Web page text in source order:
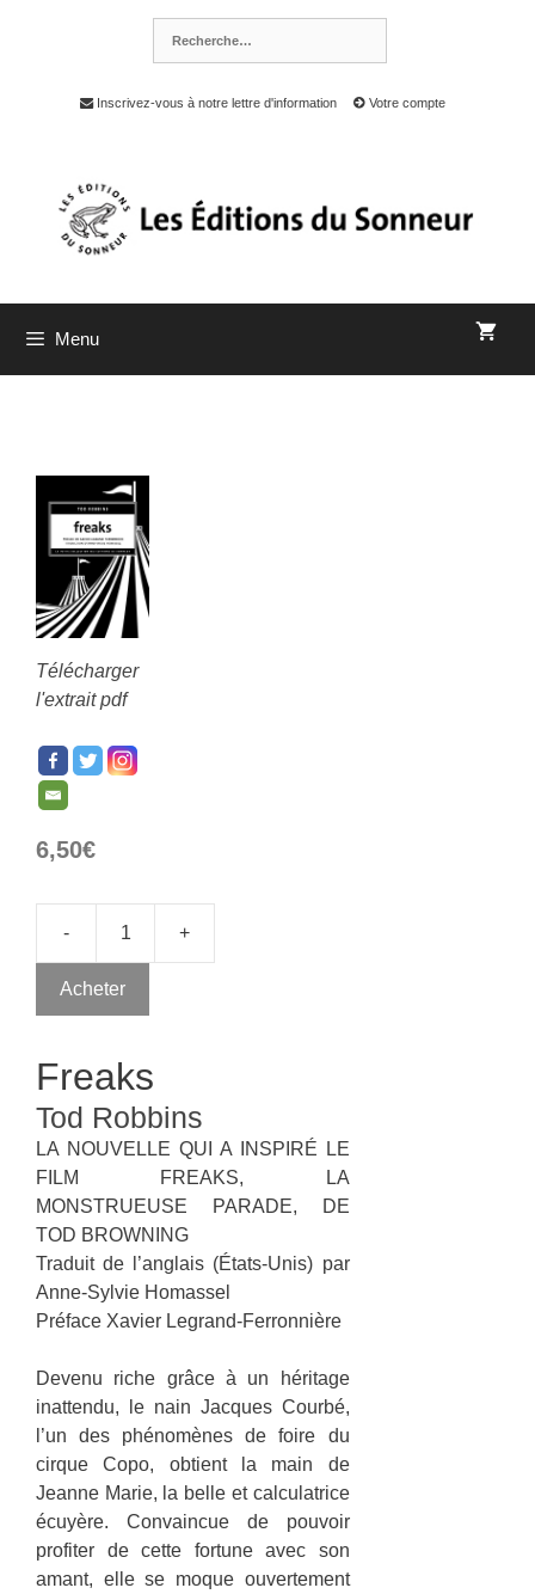
Inscrivez-vous à notre lettre d'information Votre compte
Menu
Télécharger
l'extrait pdf
6,50€
- +
Acheter
Freaks
Tod Robbins
LA NOUVELLE QUI A INSPIRÉ LE
FILM FREAKS, LA
MONSTRUEUSE PARADE, DE
TOD BROWNING
Traduit de l’anglais (États-Unis) par
Anne-Sylvie Homassel
Préface Xavier Legrand-Ferronnière
Devenu riche grâce à un héritage
inattendu, le nain Jacques Courbé,
l’un des phénomènes de foire du
cirque Copo, obtient la main de
Jeanne Marie, la belle et calculatrice
écuyère. Convaincue de pouvoir
profiter de cette fortune avec son
amant, elle se moque ouvertement